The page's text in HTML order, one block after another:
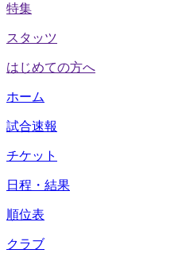
特集
スタッツ
はじめての方へ
ホーム
試合速報
チケット
日程・結果
順位表
クラブ